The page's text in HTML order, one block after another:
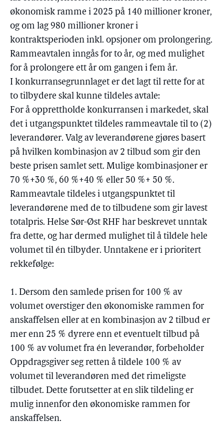
økonomisk ramme i 2025 på 140 millioner kroner,
og om lag 980 millioner kroner i
kontraktsperioden inkl. opsjoner om prolongering.
Rammeavtalen inngås for to år, og med mulighet
for å prolongere ett år om gangen i fem år.
I konkurransegrunnlaget er det lagt til rette for at
to tilbydere skal kunne tildeles avtale:
For å opprettholde konkurransen i markedet, skal
det i utgangspunktet tildeles rammeavtale til to (2)
leverandører. Valg av leverandørene gjøres basert
på hvilken kombinasjon av 2 tilbud som gir den
beste prisen samlet sett. Mulige kombinasjoner er
70 %+30 %, 60 %+40 % eller 50 %+ 50 %.
Rammeavtale tildeles i utgangspunktet til
leverandørene med de to tilbudene som gir lavest
totalpris. Helse Sør-Øst RHF har beskrevet unntak
fra dette, og har dermed mulighet til å tildele hele
volumet til én tilbyder. Unntakene er i prioritert
rekkefølge:
1. Dersom den samlede prisen for 100 % av
volumet overstiger den økonomiske rammen for
anskaffelsen eller at en kombinasjon av 2 tilbud er
mer enn 25 % dyrere enn et eventuelt tilbud på
100 % av volumet fra én leverandør, forbeholder
Oppdragsgiver seg retten å tildele 100 % av
volumet til leverandøren med det rimeligste
tilbudet. Dette forutsetter at en slik tildeling er
mulig innenfor den økonomiske rammen for
anskaffelsen.